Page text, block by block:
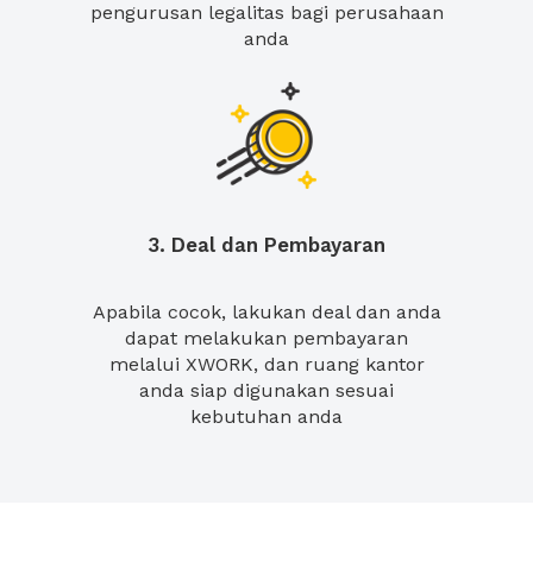
pengurusan legalitas bagi perusahaan
anda
3. Deal dan Pembayaran
Apabila cocok, lakukan deal dan anda
dapat melakukan pembayaran
melalui XWORK, dan ruang kantor
anda siap digunakan sesuai
kebutuhan anda